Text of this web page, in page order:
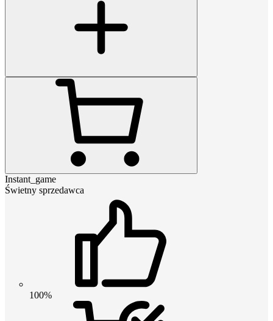
Instant_game
Świetny sprzedawca
100%